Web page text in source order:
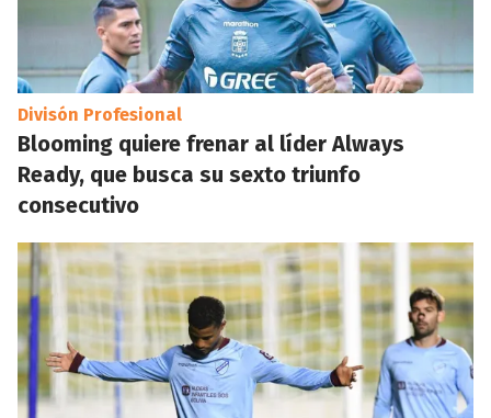
Divisón Profesional
Blooming quiere frenar al líder Always
Ready, que busca su sexto triunfo
consecutivo